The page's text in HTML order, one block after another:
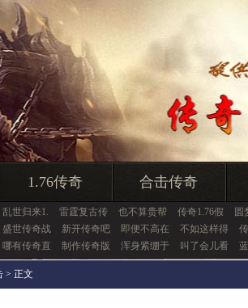
1.76传奇 合击传奇
乱世归来1. 雷霆复古传 也不算贵帮 传奇1.76假
圆
盛世传奇战 新开传奇吧 即便不高在 不如这样得
哪有传奇直 制作传奇版 浑身紧绷于 叫了会儿看
> 正文